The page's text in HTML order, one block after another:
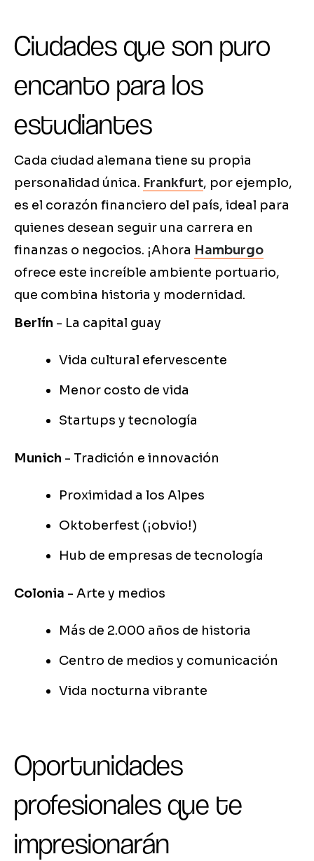
Ciudades que son puro
encanto para los
estudiantes
Cada ciudad alemana tiene su propia
personalidad única. Frankfurt, por ejemplo,
es el corazón financiero del país, ideal para
quienes desean seguir una carrera en
finanzas o negocios. ¡Ahora Hamburgo
ofrece este increíble ambiente portuario,
que combina historia y modernidad.
Berlín - La capital guay
Vida cultural efervescente
Menor costo de vida
Startups y tecnología
Munich - Tradición e innovación
Proximidad a los Alpes
Oktoberfest (¡obvio!)
Hub de empresas de tecnología
Colonia - Arte y medios
Más de 2.000 años de historia
Centro de medios y comunicación
Vida nocturna vibrante
Oportunidades
profesionales que te
impresionarán